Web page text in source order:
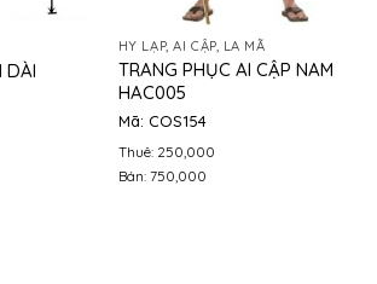
DÀI
HY LẠP, AI CẬP, LA MÃ
TRANG PHỤC AI CẬP NAM
HAC005
Mã: COS154
Thuê: 250,000
Bán: 750,000